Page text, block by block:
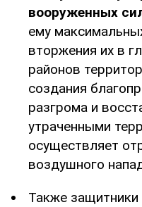
вооруженных
ему
вторжения их в
районов
создания
разгрома и
утраченными
осуществляет
воздушного
Также